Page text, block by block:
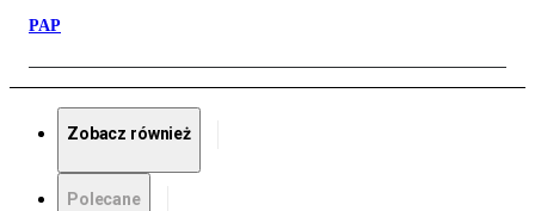
PAP
Zobacz również
Polecane